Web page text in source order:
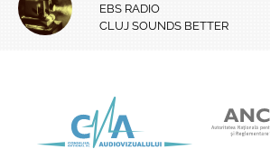
EBS RADIO
CLUJ SOUNDS BETTER